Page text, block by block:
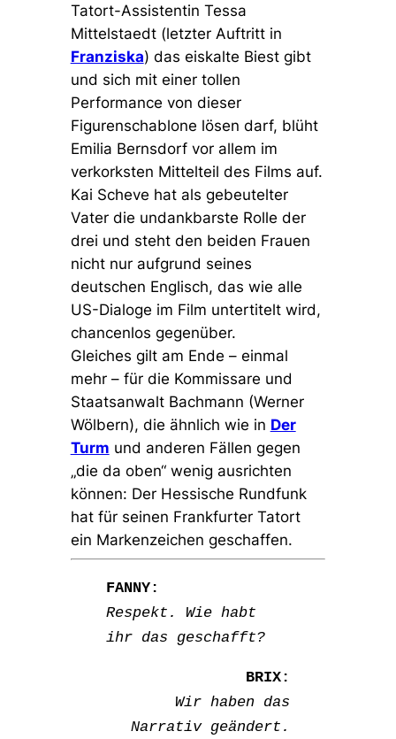
Tatort-Assistentin Tessa
Mittelstaedt (letzter Auftritt in
Franziska) das eiskalte Biest gibt
und sich mit einer tollen
Performance von dieser
Figurenschablone lösen darf, blüht
Emilia Bernsdorf vor allem im
verkorksten Mittelteil des Films auf.
Kai Scheve hat als gebeutelter
Vater die undankbarste Rolle der
drei und steht den beiden Frauen
nicht nur aufgrund seines
deutschen Englisch, das wie alle
US-Dialoge im Film untertitelt wird,
chancenlos gegenüber.
Gleiches gilt am Ende – einmal
mehr – für die Kommissare und
Staatsanwalt Bachmann (Werner
Wölbern), die ähnlich wie in Der
Turm und anderen Fällen gegen
„die da oben“ wenig ausrichten
können: Der Hessische Rundfunk
hat für seinen Frankfurter Tatort
ein Markenzeichen geschaffen.
FANNY:
Respekt. Wie habt
ihr das geschafft?
BRIX:
Wir haben das
Narrativ geändert.